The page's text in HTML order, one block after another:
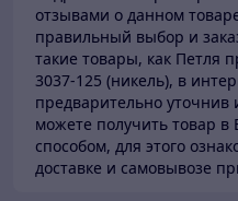
отзывами о данном
правильный выбор и
такие товары, как Петля
3037-125 (никель), в
предварительно
можете получить товар в
способом, для этого
доставке и самовывозе